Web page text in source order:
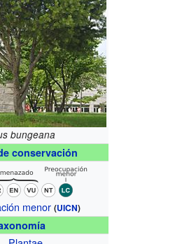
bungeana
conservación
menor (UICN)